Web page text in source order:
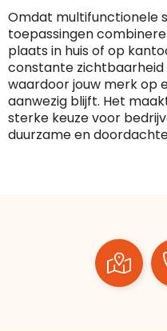
Omdat multifunctionele
toepassingen
plaats in huis of op
constante zichtbaarheid
waardoor jouw merk op
aanwezig blijft. Het
sterke keuze voor
duurzame en